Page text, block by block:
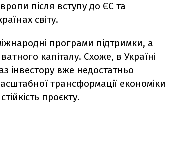
після вступу до ЄС та
світу.
програми підтримки, а
капіталу. Схоже, в Україні
інвестору вже недостатньо
трансформації економіки
проєкту.